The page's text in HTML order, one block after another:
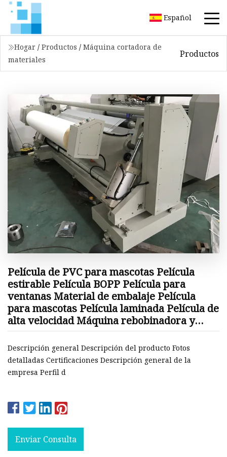
Español
Hogar / Productos / Máquina cortadora de
materiales
Productos
Película de PVC para mascotas Película
estirable Película BOPP Película para
ventanas Material de embalaje Película
para mascotas Película laminada Película de
alta velocidad Máquina rebobinadora y
cortadora de papel Máquina empacadora
Descripción general Descripción del producto Fotos
detalladas Certificaciones Descripción general de la
empresa Perfil d
Enviar Consulta